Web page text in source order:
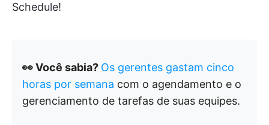
Schedule!
👀 Você sabia? Os gerentes gastam cinco
horas por semana com o agendamento e o
gerenciamento de tarefas de suas equipes.